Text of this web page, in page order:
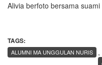
Alivia berfoto bersama
TAGS:
,
ALUMNI MA UNGGULAN NURIS